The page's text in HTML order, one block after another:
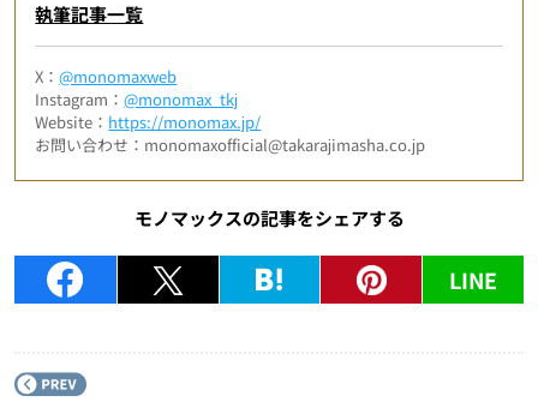
執筆記事一覧
X：@monomaxweb
Instagram：@monomax_tkj
Website： https://monomax.jp/
お問い合わせ：monomaxofficial@takarajimasha.co.jp
モノマックスの記事をシェアする
LINE